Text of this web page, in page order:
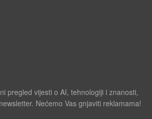
pregled vijesti o AI, tehnologiji i znanosti,
Nećemo Vas gnjaviti reklamama!